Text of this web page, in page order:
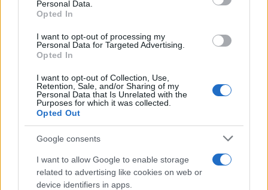
Personal Data.
Opted In
I want to opt-out of processing my
Personal Data for Targeted Advertising.
Opted In
I want to opt-out of Collection, Use,
Retention, Sale, and/or Sharing of my
Personal Data that Is Unrelated with the
Purposes for which it was collected.
Opted Out
Google consents
I want to allow Google to enable storage
related to advertising like cookies on web or
device identifiers in apps.